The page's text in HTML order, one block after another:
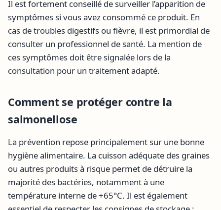
Il est fortement conseillé de surveiller l’apparition de
symptômes si vous avez consommé ce produit. En
cas de troubles digestifs ou fièvre, il est primordial de
consulter un professionnel de santé. La mention de
ces symptômes doit être signalée lors de la
consultation pour un traitement adapté.
Comment se protéger contre la
salmonellose
La prévention repose principalement sur une bonne
hygiène alimentaire. La cuisson adéquate des graines
ou autres produits à risque permet de détruire la
majorité des bactéries, notamment à une
température interne de +65°C. Il est également